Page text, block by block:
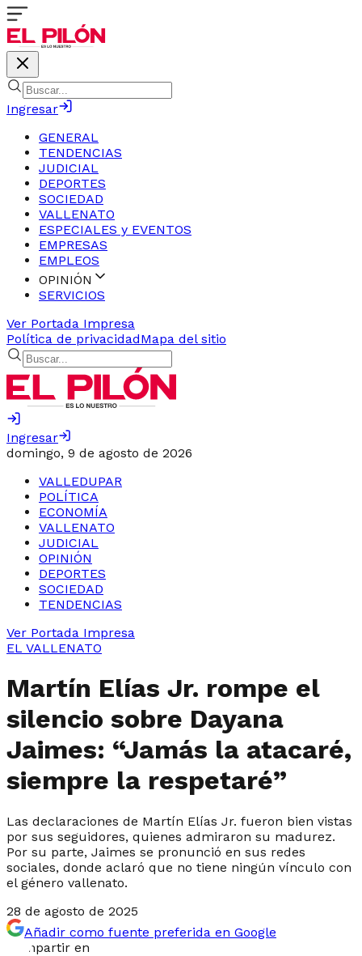
Ingresar
GENERAL
TENDENCIAS
JUDICIAL
DEPORTES
SOCIEDAD
VALLENATO
ESPECIALES y EVENTOS
EMPRESAS
EMPLEOS
OPINIÓN
SERVICIOS
Ver Portada Impresa
Política de privacidadMapa del sitio
Ingresar
domingo, 9 de agosto de 2026
VALLEDUPAR
POLÍTICA
ECONOMÍA
VALLENATO
JUDICIAL
OPINIÓN
DEPORTES
SOCIEDAD
TENDENCIAS
Ver Portada Impresa
EL VALLENATO
Martín Elías Jr. rompe el
silencio sobre Dayana
Jaimes: “Jamás la atacaré,
siempre la respetaré”
Las declaraciones de Martín Elías Jr. fueron bien vistas
por sus seguidores, quienes admiraron su madurez.
Por su parte, Jaimes se pronunció en sus redes
sociales, donde aclaró que no tiene ningún vínculo con
el género vallenato.
28 de agosto de 2025
Añadir como fuente preferida en Google
Compartir en